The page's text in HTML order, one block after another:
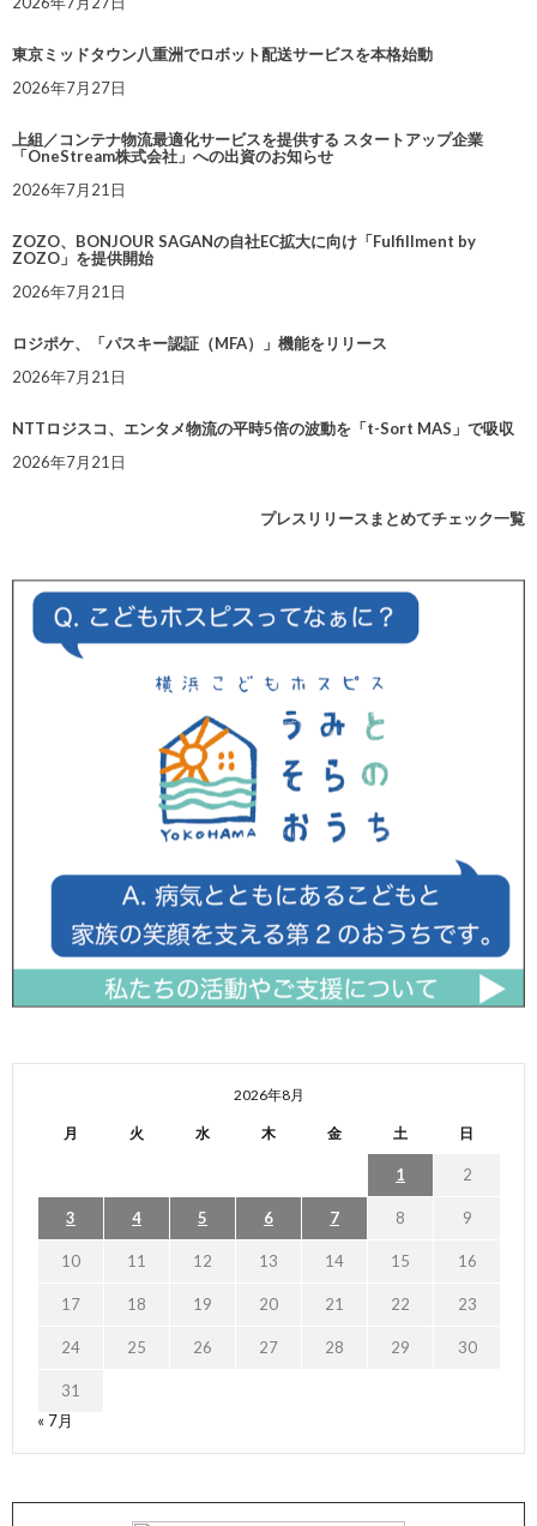
東京ミッドタウン八重洲でロボット配送サービスを本格始動
2026年7月27日
上組／コンテナ物流最適化サービスを提供する スタートアップ企業
「OneStream株式会社」への出資のお知らせ
2026年7月21日
ZOZO、BONJOUR SAGANの自社EC拡大に向け「Fulfillment by
ZOZO」を提供開始
2026年7月21日
ロジポケ、「パスキー認証（MFA）」機能をリリース
2026年7月21日
NTTロジスコ、エンタメ物流の平時5倍の波動を「t-Sort MAS」で吸収
2026年7月21日
プレスリリースまとめてチェック一覧
2026年8月
月 火 水 木 金 土 日
1 2
3 4 5 6 7 8 9
10 11 12 13 14 15 16
17 18 19 20 21 22 23
24 25 26 27 28 29 30
31
« 7月